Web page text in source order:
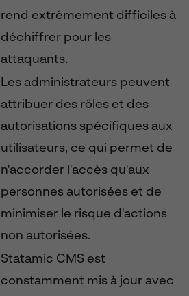
rend extrêmement difficiles à
déchiffrer pour les
attaquants.
Les administrateurs peuvent
attribuer des rôles et des
autorisations spécifiques aux
utilisateurs, ce qui permet de
n'accorder l'accès qu'aux
personnes autorisées et de
minimiser le risque d'actions
non autorisées.
Statamic CMS est
constamment mis à jour avec